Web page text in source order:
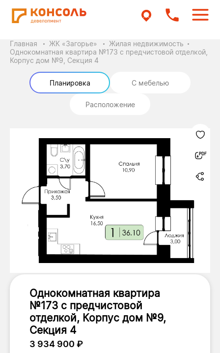
Главная ЖК «Загорье»
Жилая недвижимость
Однокомнатная квартира №173 с предчистовой отделкой,
Корпус дом №9, Секция 4
Планировка С мебелью
Расположение
Однокомнатная квартира
№173 с предчистовой
отделкой, Корпус дом №9,
Секция 4
3 934 900 ₽